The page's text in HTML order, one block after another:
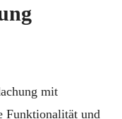
mit
Funktionalität und